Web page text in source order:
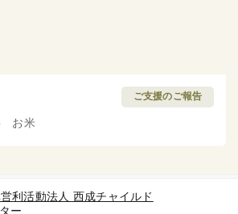
ご支援のご報告
お米